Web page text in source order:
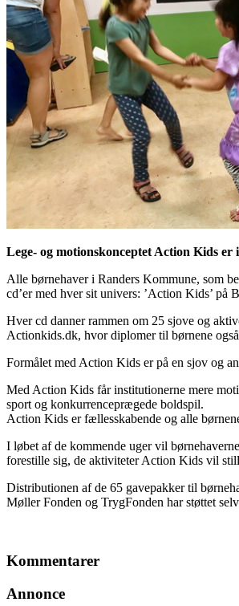
Lege- og motionskonceptet Action Kids
Alle børnehaver i Randers Kommune, som
cd’er med hver sit univers: ’Action Kids’
Hver cd danner rammen om 25 sjove og
Actionkids.dk, hvor diplomer til børnene
Formålet med Action Kids er på en sjov og
Med Action Kids får institutionerne mere
sport og konkurrenceprægede boldspil.
Action Kids er fællesskabende og alle
I løbet af de kommende uger vil
forestille sig, de aktiviteter Action Kids vil
Distributionen af de 65 gavepakker til
Møller Fonden og TrygFonden har støttet
Kommentarer
Annonce